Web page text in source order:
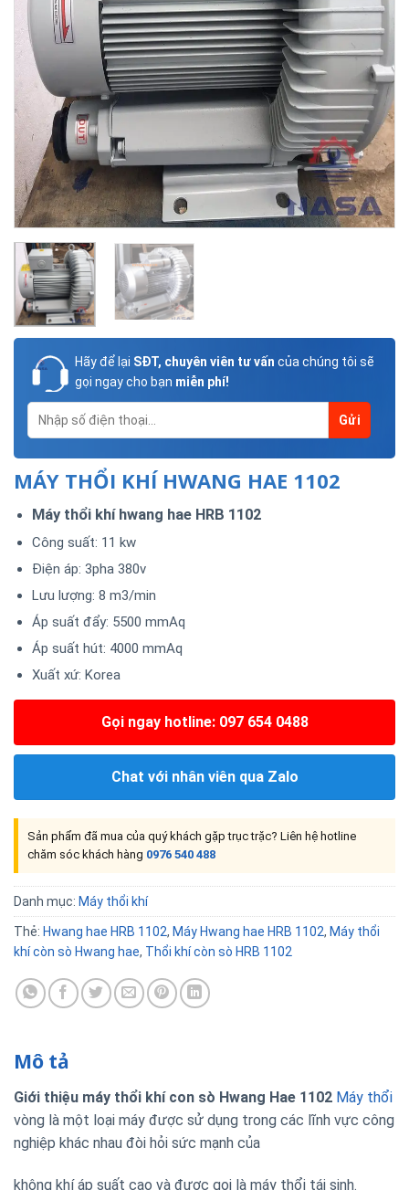
Hãy để lại SĐT, chuyên viên tư vấn của chúng tôi sẽ
gọi ngay cho bạn miễn phí!
MÁY THỔI KHÍ HWANG HAE 1102
Máy thổi khí hwang hae HRB 1102
Công suất: 11 kw
Điện áp: 3pha 380v
Lưu lượng: 8 m3/min
Áp suất đẩy: 5500 mmAq
Áp suất hút: 4000 mmAq
Xuất xứ: Korea
Gọi ngay hotline: 097 654 0488
Chat với nhân viên qua Zalo
Sản phẩm đã mua của quý khách gặp trục trặc? Liên hệ hotline
chăm sóc khách hàng 0976 540 488
Danh mục: Máy thổi khí
Thẻ: Hwang hae HRB 1102, Máy Hwang hae HRB 1102, Máy thổi
khí còn sò Hwang hae, Thổi khí còn sò HRB 1102
Mô tả
Giới thiệu máy thổi khí con sò Hwang Hae 1102 Máy thổi
vòng là một loại máy được sử dụng trong các lĩnh vực công
nghiệp khác nhau đòi hỏi sức mạnh của
không khí áp suất cao và được gọi là máy thổi tái sinh.